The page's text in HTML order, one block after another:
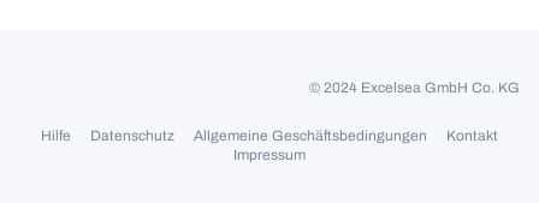
© 2024 Excelsea GmbH Co. KG
Hilfe Datenschutz Allgemeine Geschäftsbedingungen
Kontakt
Impressum